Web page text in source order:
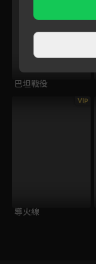
巴坦戰役
VIP
導火線